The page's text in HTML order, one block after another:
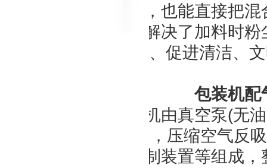
地料斗中，也能直接把
动强度，解决了加料时
GMP认证、促进清洁、
真空加 包装机配
真空加料机由真空泵(无
PE过滤器，压缩空气反
位自动控制装置等组成